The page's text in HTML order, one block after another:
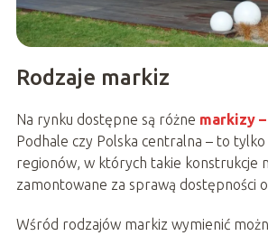
Rodzaje markiz
Na rynku dostępne są różne markizy
Podhale czy Polska centralna – to
regionów, w których takie konstrukcje
zamontowane za sprawą dostępności
Wśród rodzajów markiz wymienić